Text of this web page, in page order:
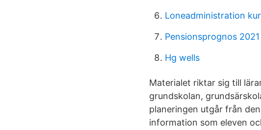
Loneadministration
Pensionsprognos 2021
Hg wells
Materialet riktar sig till
grundskolan,
planeringen utgår från
information som eleven